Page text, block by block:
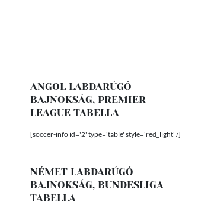
ANGOL LABDARÚGÓ-
BAJNOKSÁG, PREMIER
LEAGUE TABELLA
[soccer-info id='2' type='table' style='red_light' /]
NÉMET LABDARÚGÓ-
BAJNOKSÁG, BUNDESLIGA
TABELLA